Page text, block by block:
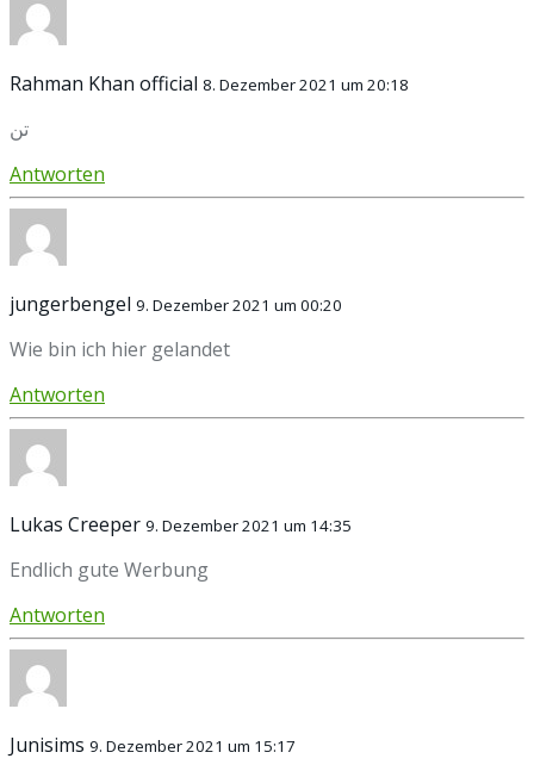
Rahman Khan official 8. Dezember 2021 um 20:18
تن
Antworten
jungerbengel 9. Dezember 2021 um 00:20
Wie bin ich hier gelandet
Antworten
Lukas Creeper 9. Dezember 2021 um 14:35
Endlich gute Werbung
Antworten
Junisims 9. Dezember 2021 um 15:17